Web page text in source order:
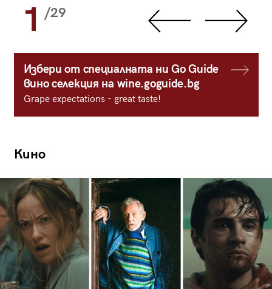
1 /29
Избери от специалната ни Go Guide
вино селекция на wine.goguide.bg
Grape expectations - great taste!
Кино